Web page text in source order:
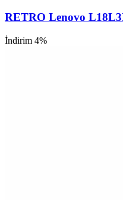
RETRO Lenovo
İndirim 4%